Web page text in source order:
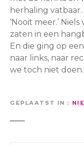
herhaling
‘Nooit meer.’
zaten in een
En die ging op
naar links, naar
we toch niet
GEPLAATST IN